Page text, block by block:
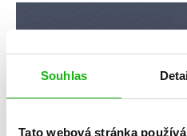
Souhlas
Tato webová stránka